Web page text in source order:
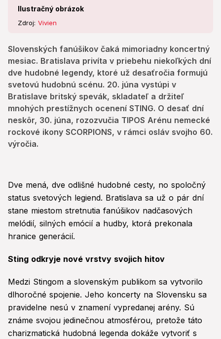
Ilustračný obrázok
Zdroj: Vivien
Slovenských fanúšikov čaká mimoriadny koncertný
mesiac. Bratislava privíta v priebehu niekoľkých dní
dve hudobné legendy, ktoré už desaťročia formujú
svetovú hudobnú scénu. 20. júna vystúpi v
Bratislave britský spevák, skladateľ a držiteľ
mnohých prestížnych ocenení STING. O desať dní
neskôr, 30. júna, rozozvučia TIPOS Arénu nemecké
rockové ikony SCORPIONS, v rámci osláv svojho 60.
výročia.
Dve mená, dve odlišné hudobné cesty, no spoločný
status svetových legiend. Bratislava sa už o pár dní
stane miestom stretnutia fanúšikov nadčasových
melódií, silných emócií a hudby, ktorá prekonala
hranice generácií.
Sting odkryje nové vrstvy svojich hitov
Medzi Stingom a slovenským publikom sa vytvorilo
dlhoročné spojenie. Jeho koncerty na Slovensku sa
pravidelne nesú v znamení vypredanej arény. Sú
známe svojou jedinečnou atmosférou, pretože táto
charizmatická hudobná legenda dokáže vytvoriť s